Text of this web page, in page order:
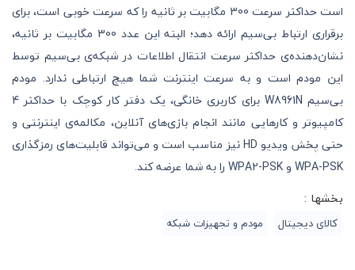
است حداکثر سرعت 300 مگابیت بر ثانیه را که سرعت خوبی است، برای
برقراری ارتباط بی‌سیم ارائه دهد؛ البته این عدد 300 مگابیت بر ثانیه،
نشان‌دهنده‌ی حداکثر سرعت انتقال اطلاعات در شبکه‌ی بی‌سیم توسط
این مودم است و به سرعت اینترنت شما هیچ ارتباطی ندارد. مودم
بی‌سیم W8961N برای کاربری خانگی، یک دفتر کار کوچک با حداکثر 4
کامپیوتر و کارهایی مانند انجام بازی‌های آنلاین، مکالمه‌ی اینترنتی و
حتی پخش ویدیو HD نیز مناسب است و می‌تواند قابلیت‌های رمزگذاری
WPA-PSK و WPA2-PSK را به شما عرضه کند.
بخشها :
کالای دیجیتال مودم و تجهیزات شبکه